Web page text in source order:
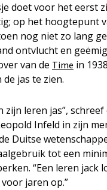
doet voor het eerst
op het hoogtepunt
nog niet zo lang
ontvlucht en
van de Time in
jas te zien.
zijn leren jas”, schreef
Infeld in zijn
Duitse
tot een
“Een leren jack
jaren op.”